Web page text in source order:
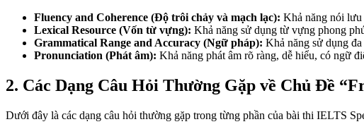
Fluency and Coherence (Độ trôi chảy và mạch lạc): Khả năng nói
Lexical Resource (Vốn từ vựng): Khả năng sử dụng từ vựng phong
Grammatical Range and Accuracy (Ngữ pháp): Khả năng sử dụng
Pronunciation (Phát âm): Khả năng phát âm rõ ràng, dễ hiểu, có ngữ
2. Các Dạng Câu Hỏi Thường Gặp về Chủ Đề
Dưới đây là các dạng câu hỏi thường gặp trong từng phần của bài thi IELTS